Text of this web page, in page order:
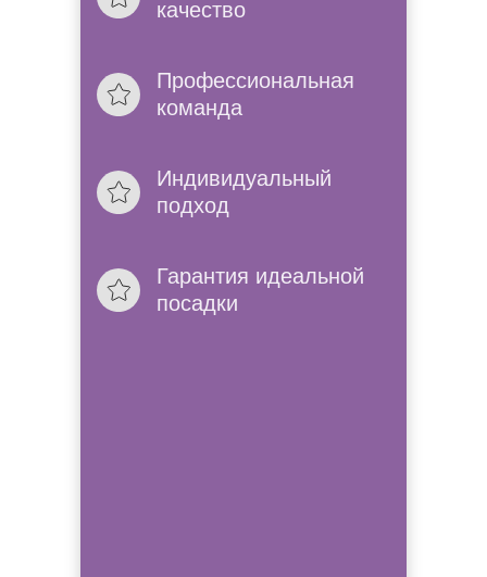
в нашем салоне.
К нам можно
качество
Профессиональная
команда
Индивидуальный
подход
Гарантия идеальной
посадки